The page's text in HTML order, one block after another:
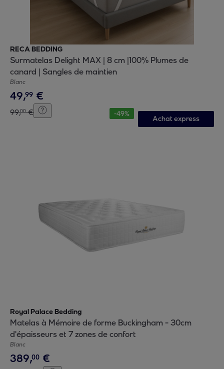
RECA BEDDING
Surmatelas Delight MAX | 8 cm |100% Plumes de
canard | Sangles de maintien
Blanc
49,99 €
99,00 € -49%
Achat express
Royal Palace Bedding
Matelas à Mémoire de forme Buckingham - 30cm
d'épaisseurs et 7 zones de confort
Blanc
389,00 €